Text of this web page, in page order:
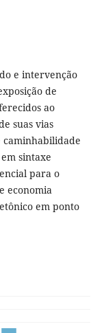
e intervenção
de
ao
suas vias
caminhabilidade
sintaxe
para o
economia
em ponto